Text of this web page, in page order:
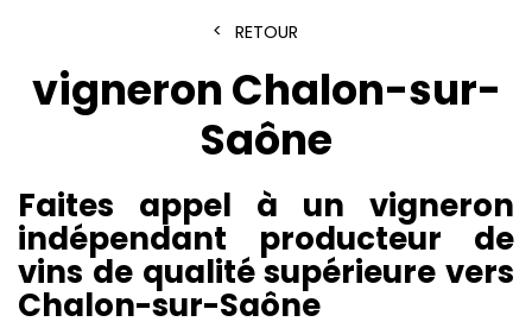
RETOUR
vigneron Chalon-sur-
Saône
Faites appel à un vigneron
indépendant producteur de
vins de qualité supérieure vers
Chalon-sur-Saône